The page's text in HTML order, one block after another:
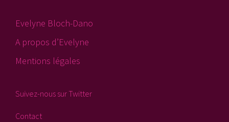
Evelyne Bloch-Dano
A propos d’Evelyne
Mentions légales
Suivez-nous sur Twitter
Contact